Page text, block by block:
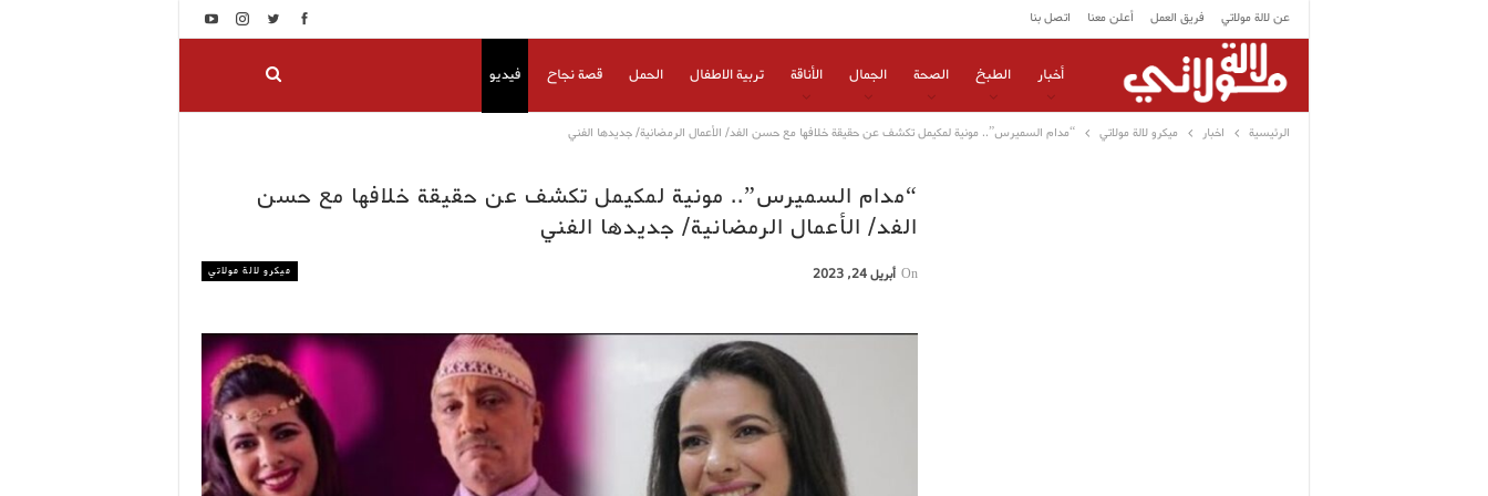
عن لالة مولاتي فريق العمل أعلن معنا اتصل بنا
أخبار الطبخ الصحة الجمال الأناقة تربية الاطفال الحمل قصة نجاح فيديو
الرئيسية اخبار ميكرو لالة مولاتي “مدام السميرس”.. مونية لمكيمل تكشف عن حقيقة خلافها مع حسن الفد/ الأعمال الرمضانية/ جديدها الفني
“مدام السميرس”.. مونية لمكيمل تكشف عن حقيقة خلافها مع حسن
الفد/ الأعمال الرمضانية/ جديدها الفني
ميكرو لالة مولاتي On أبريل 24, 2023